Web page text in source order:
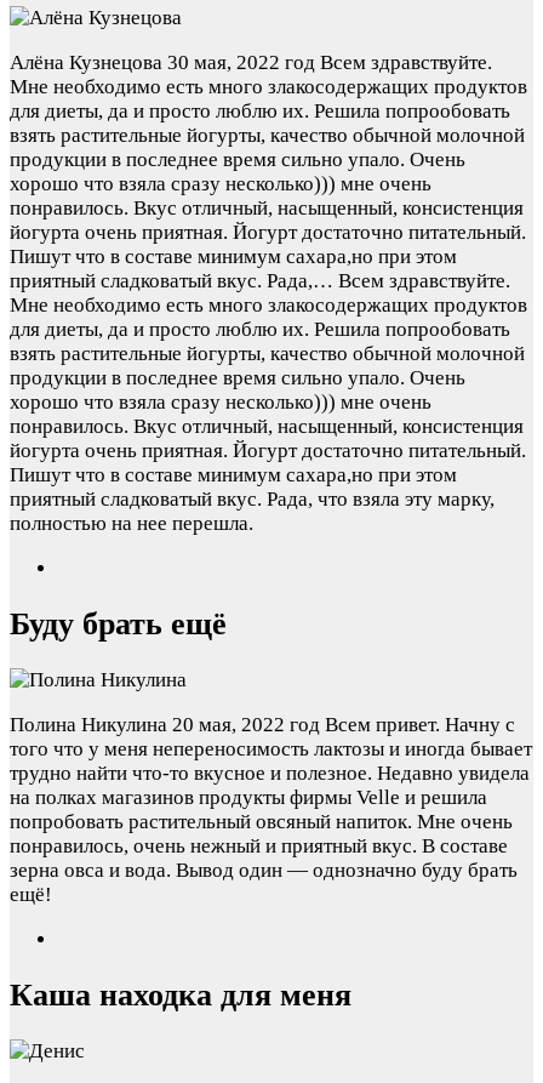
Алёна Кузнецова 30 мая, 2022 год Всем здравствуйте.
Мне необходимо есть много злакосодержащих продуктов
для диеты, да и просто люблю их. Решила попрообовать
взять растительные йогурты, качество обычной молочной
продукции в последнее время сильно упало. Очень
хорошо что взяла сразу несколько))) мне очень
понравилось. Вкус отличный, насыщенный, консистенция
йогурта очень приятная. Йогурт достаточно питательный.
Пишут что в составе минимум сахара,но при этом
приятный сладковатый вкус. Рада,… Всем здравствуйте.
Мне необходимо есть много злакосодержащих продуктов
для диеты, да и просто люблю их. Решила попрообовать
взять растительные йогурты, качество обычной молочной
продукции в последнее время сильно упало. Очень
хорошо что взяла сразу несколько))) мне очень
понравилось. Вкус отличный, насыщенный, консистенция
йогурта очень приятная. Йогурт достаточно питательный.
Пишут что в составе минимум сахара,но при этом
приятный сладковатый вкус. Рада, что взяла эту марку,
полностью на нее перешла.
Буду брать ещё
Полина Никулина 20 мая, 2022 год Всем привет. Начну с
того что у меня непереносимость лактозы и иногда бывает
трудно найти что-то вкусное и полезное. Недавно увидела
на полках магазинов продукты фирмы Velle и решила
попробовать растительный овсяный напиток. Мне очень
понравилось, очень нежный и приятный вкус. В составе
зерна овса и вода. Вывод один — однозначно буду брать
ещё!
Каша находка для меня